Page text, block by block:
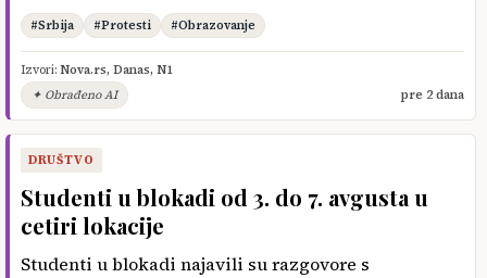
#Srbija #Protesti #Obrazovanje
Izvori: Nova.rs, Danas, N1
✦ Obrađeno AI
pre 2 dana
DRUŠTVO
Studenti u blokadi od 3. do 7. avgusta u
cetiri lokacije
Studenti u blokadi najavili su razgovore s